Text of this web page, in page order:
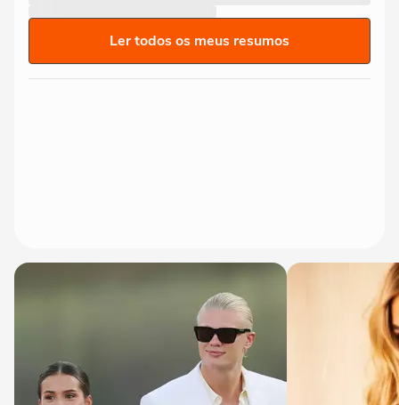
Ler todos os meus resumos